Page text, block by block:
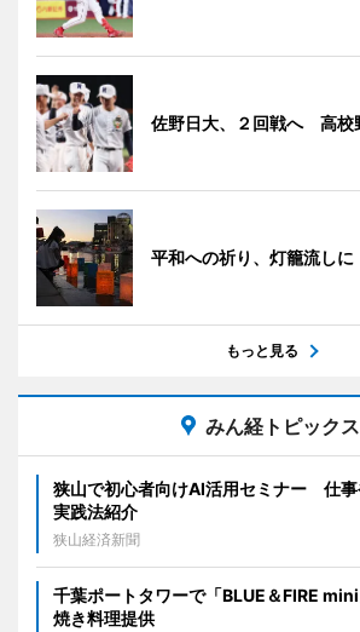
佐野日大、２回戦へ 高校
平和への祈り、灯籠流しに
もっと見る
みん経トピックス
狭山で初心者向けAI活用セミナー 仕事
実践法紹介
狭山経済新聞
千葉ポートタワーで「BLUE＆FIRE
焼き料理提供